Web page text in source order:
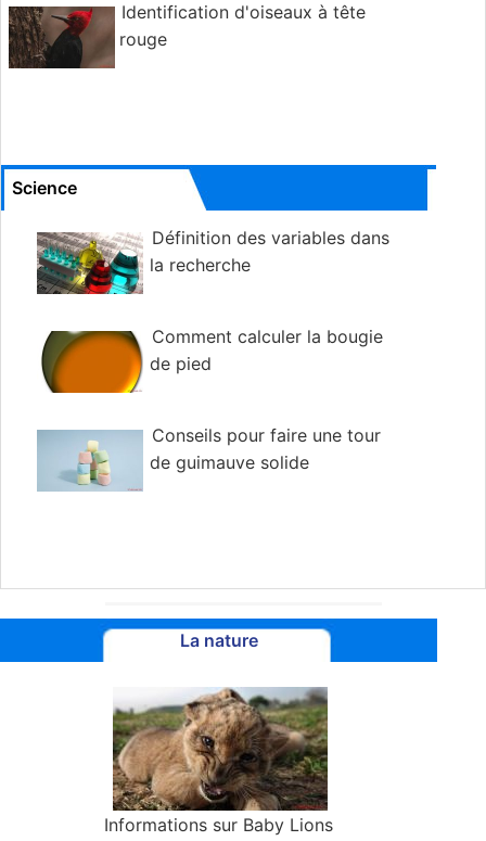
Identification d'oiseaux à tête
rouge
Science
Définition des variables dans
la recherche
Comment calculer la bougie
de pied
Conseils pour faire une tour
de guimauve solide
La nature
Informations sur Baby Lions